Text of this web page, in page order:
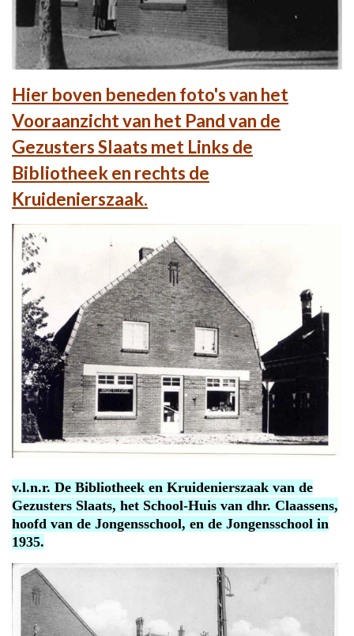
Hier boven beneden foto's van het
Vooraanzicht van het Pand van de
Gezusters Slaats met Links de
Bibliotheek en rechts de
Kruidenierszaak.
v.l.n.r. De Bibliotheek en Kruidenierszaak van de
Gezusters Slaats, het School-Huis van dhr. Claassens,
hoofd van de Jongensschool, en de Jongensschool in
1935.